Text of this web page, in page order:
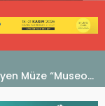
Müze “Museo